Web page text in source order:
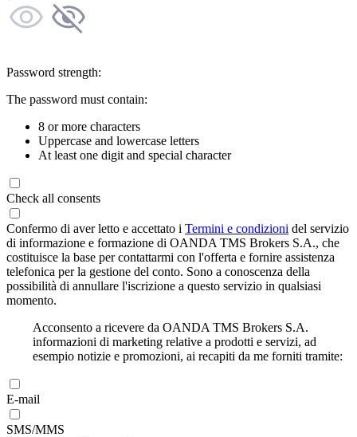
Password strength:
The password must contain:
8 or more characters
Uppercase and lowercase letters
At least one digit and special character
Check all consents
Confermo di aver letto e accettato i Termini e condizioni del servizio
di informazione e formazione di OANDA TMS Brokers S.A., che
costituisce la base per contattarmi con l'offerta e fornire assistenza
telefonica per la gestione del conto. Sono a conoscenza della
possibilità di annullare l'iscrizione a questo servizio in qualsiasi
momento.
Acconsento a ricevere da OANDA TMS Brokers S.A.
informazioni di marketing relative a prodotti e servizi, ad
esempio notizie e promozioni, ai recapiti da me forniti tramite:
E-mail
SMS/MMS